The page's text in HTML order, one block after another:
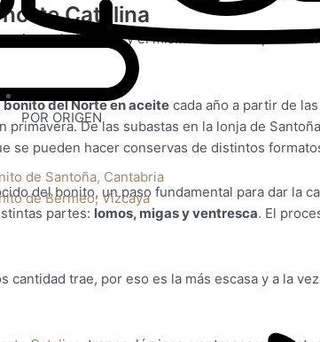
POR ORIGEN
de Santoña, Cantabria
de Bermeo, Vizcaya
Catalina
misma dedicación y el mismo mimo se aplican
bonito del Norte en aceite cada año a partir de
De las subastas en la lonja de
se pueden hacer conservas de distintos
del bonito, un paso fundamental para dar la
partes: lomos, migas y ventresca. El
trae, por eso es la más escasa y a la